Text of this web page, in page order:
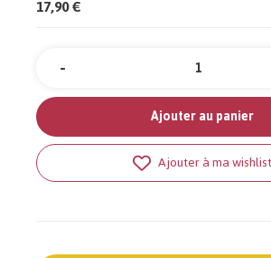
17,90 €
Quantité
-
Ajouter au panier
Ajouter à ma wishlist